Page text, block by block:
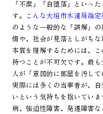
「不潔」「自堕落」といっ
す。 こんな大垣市水道局指
のような一般的な「誤解」
情や、社会が見落としがち
本質を理解するためには、
持つことが不可欠です。最
人が「意図的に部屋を汚し
実際には多くの当事者が、
いという気持ちを抱いてい
病、強迫性障害、発達障害